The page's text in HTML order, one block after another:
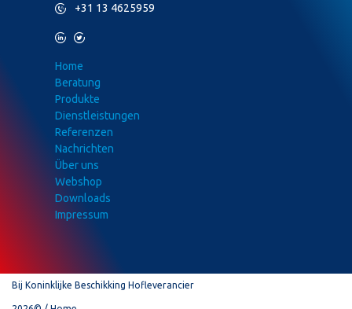
P +31 13 4625959
L T
Home
Beratung
Produkte
Dienstleistungen
Referenzen
Nachrichten
Über uns
Webshop
Downloads
Impressum
Bij Koninklijke Beschikking Hofleverancier